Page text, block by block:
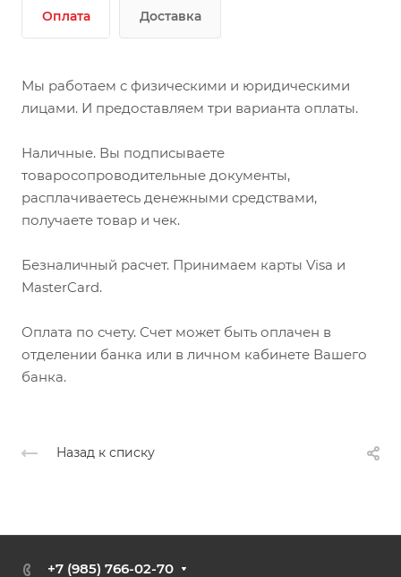
Оплата Доставка
Мы работаем с физическими и юридическими
лицами. И предоставляем три варианта оплаты.
Наличные. Вы подписываете
товаросопроводительные документы,
расплачиваетесь денежными средствами,
получаете товар и чек.
Безналичный расчет. Принимаем карты Visa и
MasterCard.
Оплата по счету. Счет может быть оплачен в
отделении банка или в личном кабинете Вашего
банка.
Назад к списку
+7 (985) 766-02-70